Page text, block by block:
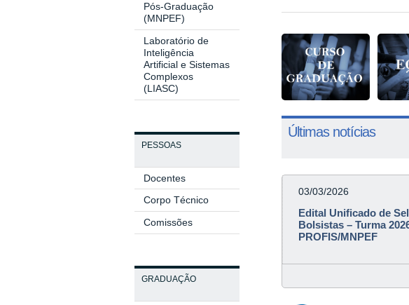
Pós-Graduação
(MNPEF)
Laboratório de
Inteligência
Artificial e Sistemas
Complexos
(LIASC)
PESSOAS
Docentes
Corpo Técnico
Comissões
GRADUAÇÃO
Últimas notícias
03/03/2026
Edital Unificado de
Bolsistas – Turma
PROFIS/MNPEF